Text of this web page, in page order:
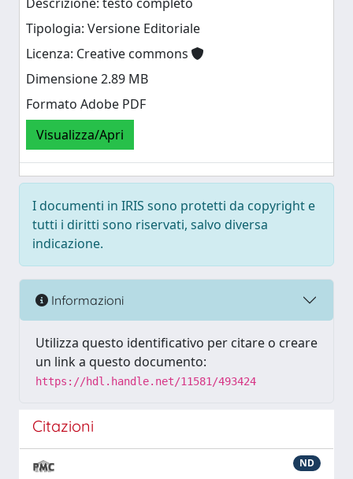
Tipologia: Versione Editoriale
Licenza: Creative commons
Dimensione 2.89 MB
Formato Adobe PDF
Visualizza/Apri
I documenti in IRIS sono protetti da copyright e
tutti i diritti sono riservati, salvo diversa
indicazione.
Informazioni
Utilizza questo identificativo per citare o creare
un link a questo documento:
https://hdl.handle.net/11581/493424
Citazioni
ND